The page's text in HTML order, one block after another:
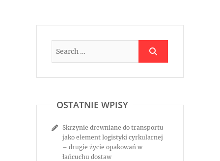
OSTATNIE WPISY
Skrzynie drewniane do transportu
jako element logistyki cyrkularnej
– drugie życie opakowań w
łańcuchu dostaw